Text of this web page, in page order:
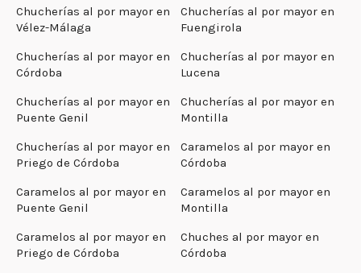
Chucherías al por mayor en
Vélez-Málaga
Chucherías al por mayor en
Fuengirola
Chucherías al por mayor en
Córdoba
Chucherías al por mayor en
Lucena
Chucherías al por mayor en
Puente Genil
Chucherías al por mayor en
Montilla
Chucherías al por mayor en
Priego de Córdoba
Caramelos al por mayor en
Córdoba
Caramelos al por mayor en
Puente Genil
Caramelos al por mayor en
Montilla
Caramelos al por mayor en
Priego de Córdoba
Chuches al por mayor en
Córdoba